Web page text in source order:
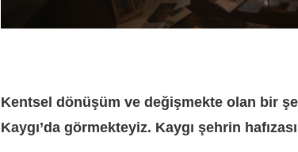
Kentsel dönüşüm ve değişmekte olan bir
Kaygı’da görmekteyiz. Kaygı şehrin